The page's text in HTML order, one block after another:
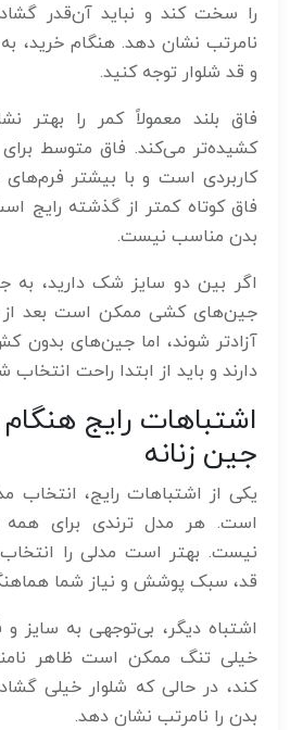
را سخت کند و نباید آن‌قدر
نامرتب نشان دهد. هنگام خرید، به
و قد شلوار توجه کنید.
فاق بلند معمولاً کمر را بهتر
کشیده‌تر می‌کند. فاق متوسط برای
کاربردی است و با بیشتر
فاق کوتاه کمتر از گذشته رایج
بدن مناسب نیست.
اگر بین دو سایز شک دارید، به
جین‌های کشی ممکن است بعد از
آزادتر شوند، اما جین‌های بدون
دارند و باید از ابتدا راحت انتخاب
اشتباهات رایج
جین زنانه
یکی از اشتباهات رایج، انتخاب
است. هر مدل ترندی برای
نیست. بهتر است مدلی را
قد، سبک پوشش و نیاز شما
اشتباه دیگر، بی‌توجهی به سایز
خیلی تنگ ممکن است ظاهر
کند، در حالی که شلوار خیلی
بدن را نامرتب نشان دهد.